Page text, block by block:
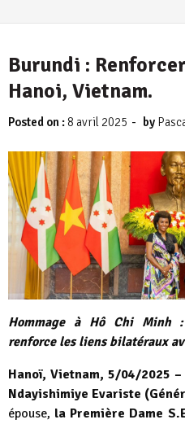
Burundi :
Hanoi, Vietnam.
Posted on : 8 avril 2025 - by
Hommage à Hô Chi Minh
renforce les liens bilatéraux
Hanoï, Vietnam, 5/04/2025 –
Ndayishimiye Evariste
épouse, la Première Dame